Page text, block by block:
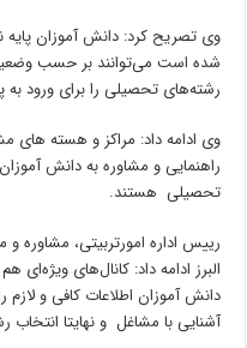
وی تصریح کرد: دانش آموزان
شده است می‌توانند بر حسب
رشته‌های تحصیلی را برای ورود به
وی ادامه داد: مراکز و هسته های
راهنمایی و مشاوره به دانش
تحصیلی هستند.
رییس اداره امورتربیتی، مشاوره
البرز ادامه داد: کانال‌های
دانش آموزان اطلاعات کافی و لازم
آشنایی با مشاغل و نهایتا انتخاب